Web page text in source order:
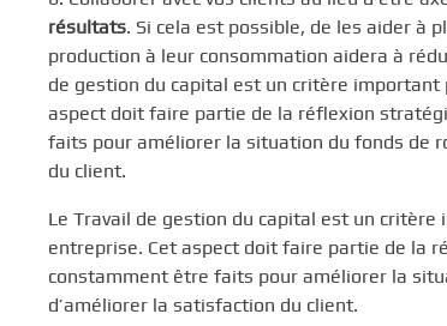
résultats. Si cela est possible, de les aider à
production à leur consommation aidera à
de gestion du capital est un critère
aspect doit faire partie de la réflexion
faits pour améliorer la situation du fonds de
du client.
Le Travail de gestion du capital est un
entreprise. Cet aspect doit faire partie de la
constamment être faits pour améliorer la
d’améliorer la satisfaction du client.